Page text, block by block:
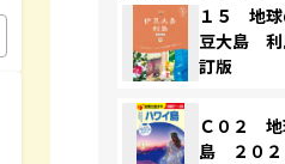
１５ 地
豆大島 利
訂版
Ｃ０２
島 ２０２